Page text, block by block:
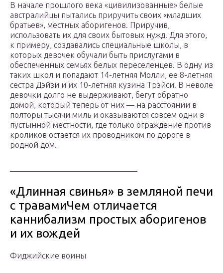
В начале прошлого века «цивилизованные» белые
австралийцы пытались приручить своих «младших
братьев», местных аборигенов. Приручив,
использовать их для своих бытовых нужд. Для этого,
к примеру, создавались специальные школы, в
которых девочек обучали быть прислугами в
обеспеченных семьях белых переселенцев. В одну из
таких школ и попадают 14-летняя Молли, ее 8-летняя
сестра Дэйзи и их 10-летняя кузина Трэйси. В неволе
девочки долго не выдерживают, бегут обратно
домой, который теперь от них — на расстоянии в
полторы тысячи миль и оказываются совсем одни в
пустынной местности, где только ограждение против
кроликов остается их проводником по дороге в
родной дом.
«Длинная свинья» в земляной печи
с травамиЧем отличается
каннибализм простых аборигенов
и их вождей
Фиджийские воины